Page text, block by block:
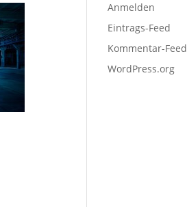
Anmelden
Eintrags-Feed
Kommentar-Feed
WordPress.org